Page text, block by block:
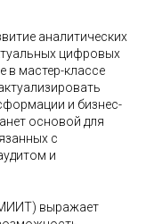
аналитических
цифровых
в мастер-классе
и бизнес-
основой для
с
и
выражает